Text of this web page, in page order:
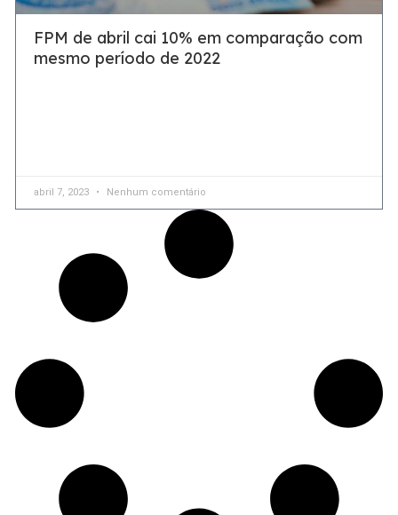
FPM de abril cai 10% em comparação com
mesmo período de 2022
abril 7, 2023 Nenhum comentário